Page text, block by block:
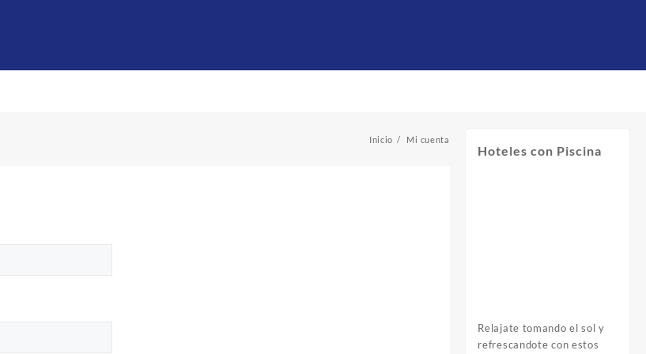
Inicio Mi cuenta
Hoteles con Piscina
Relajate tomando el sol y
refrescandote con estos